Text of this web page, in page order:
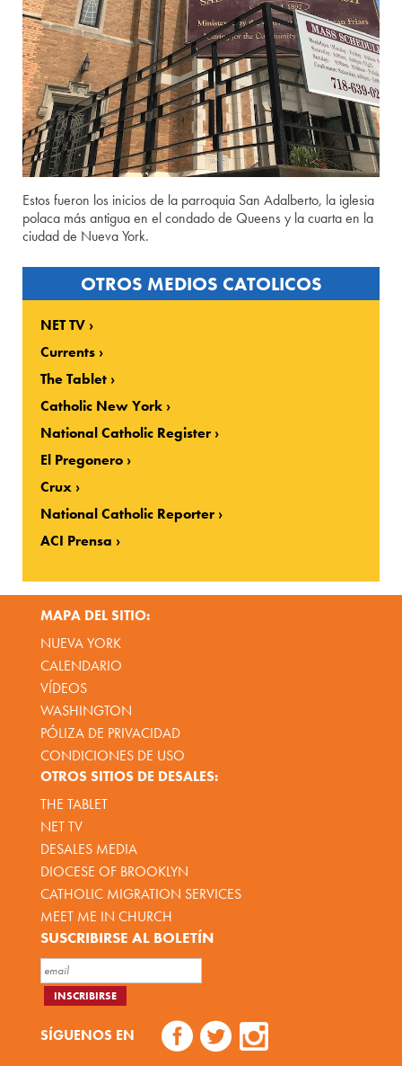
Estos fueron los inicios de la parroquia San Adalberto, la iglesia
polaca más antigua en el condado de Queens y la cuarta en la
ciudad de Nueva York.
OTROS MEDIOS CATOLICOS
NET TV
Currents
The Tablet
Catholic New York
National Catholic Register
El Pregonero
Crux
National Catholic Reporter
ACI Prensa
MAPA DEL SITIO:
NUEVA YORK
CALENDARIO
VÍDEOS
WASHINGTON
PÓLIZA DE PRIVACIDAD
CONDICIONES DE USO
OTROS SITIOS DE DESALES:
THE TABLET
NET TV
DESALES MEDIA
DIOCESE OF BROOKLYN
CATHOLIC MIGRATION SERVICES
MEET ME IN CHURCH
SUSCRIBIRSE AL BOLETÍN
SÍGUENOS EN